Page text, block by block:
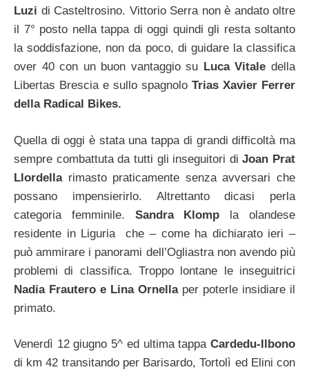
Luzi di Casteltrosino. Vittorio Serra non è andato oltre
il 7° posto nella tappa di oggi quindi gli resta soltanto
la soddisfazione, non da poco, di guidare la classifica
over 40 con un buon vantaggio su Luca Vitale della
Libertas Brescia e sullo spagnolo Trias Xavier Ferrer
della Radical Bikes.
Quella di oggi è stata una tappa di grandi difficoltà ma
sempre combattuta da tutti gli inseguitori diJoan Prat
Llordellarimasto praticamente senza avversari che
possano impensierirlo. Altrettanto dicasi perla
categoria femminile. Sandra Klomp la olandese
residente in Liguria che – come ha dichiarato ieri –
può ammirare i panorami dell’Ogliastra non avendo più
problemi di classifica. Troppo lontane le inseguitrici
Nadia Frautero e Lina Ornellaper poterle insidiare il
primato.
Venerdì 12 giugno 5^ ed ultima tappaCardedu-Ilbono
di km 42 transitando per Barisardo, Tortolì ed Elini con